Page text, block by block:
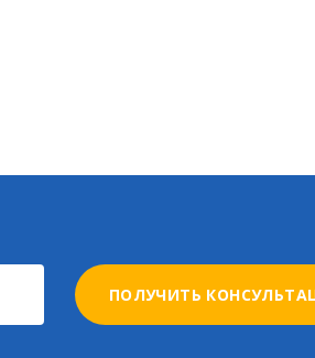
ПОЛУЧИТЬ